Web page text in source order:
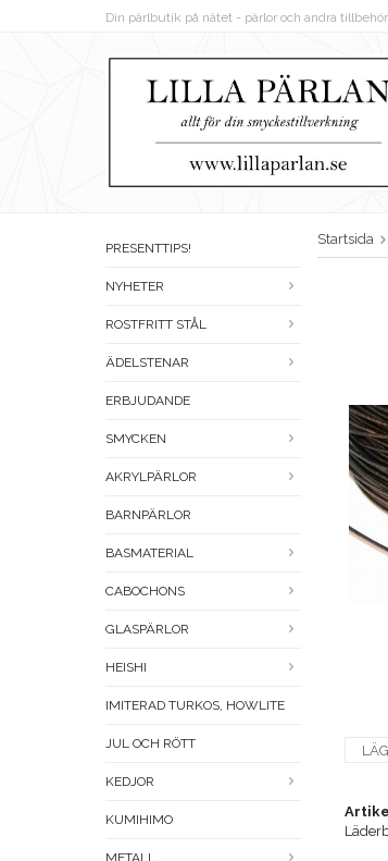
Din pärlbutik på nätet - pärlor och andra
PRESENTTIPS!
NYHETER
ROSTFRITT STÅL
ÄDELSTENAR
ERBJUDANDE
SMYCKEN
AKRYLPÄRLOR
BARNPÄRLOR
BASMATERIAL
CABOCHONS
GLASPÄRLOR
HEISHI
IMITERAD TURKOS, HOWLITE
JUL OCH RÖTT
KEDJOR
KUMIHIMO
Startsida